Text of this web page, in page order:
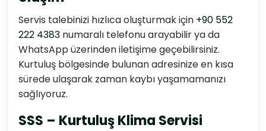
Servis talebinizi hızlıca oluşturmak için +90 552
222 4383 numaralı telefonu arayabilir ya da
WhatsApp üzerinden iletişime geçebilirsiniz.
Kurtuluş bölgesinde bulunan adresinize en kısa
sürede ulaşarak zaman kaybı yaşamamanızı
sağlıyoruz.
SSS – Kurtuluş Klima Servisi